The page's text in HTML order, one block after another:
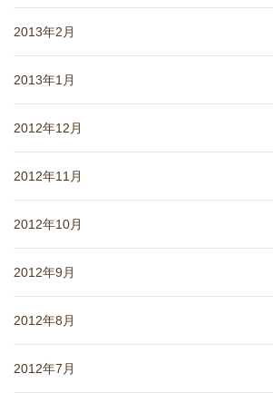
2013年2月
2013年1月
2012年12月
2012年11月
2012年10月
2012年9月
2012年8月
2012年7月